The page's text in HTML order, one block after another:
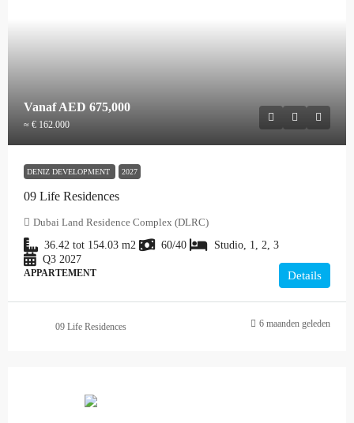
VanafAED 675,000
≈ € 162.000
DENIZ DEVELOPMENT 2027
09 Life Residences
Dubai Land Residence Complex (DLRC)
36.42 tot 154.03 m2 60/40
Studio, 1, 2, 3
Q3 2027
APPARTEMENT Details
09 Life Residences 6 maanden geleden